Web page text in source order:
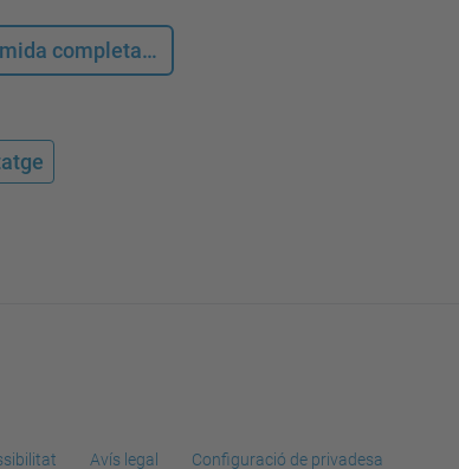
completa…
Avís legal Configuració de privadesa